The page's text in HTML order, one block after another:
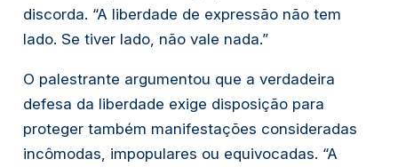
discorda. “A liberdade de expressão não tem
lado. Se tiver lado, não vale nada.”
O palestrante argumentou que a verdadeira
defesa da liberdade exige disposição para
proteger também manifestações consideradas
incômodas, impopulares ou equivocadas. “A